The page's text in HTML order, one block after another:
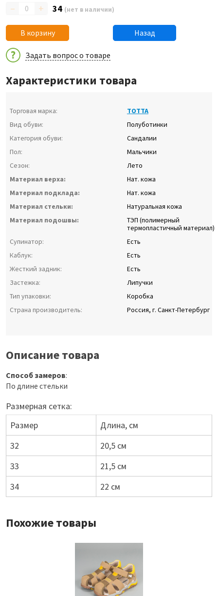
– + 34 (нет в наличии)
В корзину Назад
Задать вопрос о товаре
Характеристики товара
Торговая марка:
ТОТТА
Вид обуви:
Полуботинки
Категория обуви:
Сандалии
Пол:
Мальчики
Сезон:
Лето
Материал верха:
Нат. кожа
Материал подклада:
Нат. кожа
Материал стельки:
Натуральная кожа
Материал подошвы:
ТЭП (полимерный
термопластичный материал)
Супинатор:
Есть
Каблук:
Есть
Жесткий задник:
Есть
Застежка:
Липучки
Тип упаковки:
Коробка
Страна производитель:
Россия, г. Санкт-Петербург
Описание товара
Способ замеров:
По длине стельки
Размерная сетка:
Размер
Длина, см
32
20,5 см
33
21,5 см
34
22 см
Похожие товары